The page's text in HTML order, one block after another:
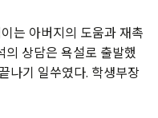
는 아버지의 도움과 재촉
상담은 욕설로 출발했
나기 일쑤였다. 학생부장